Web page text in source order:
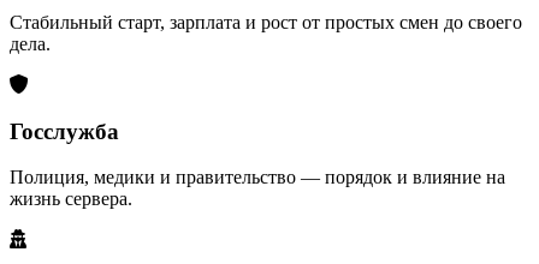
Стабильный старт, зарплата и рост от простых смен до своего
дела.
Госслужба
Полиция, медики и правительство — порядок и влияние на
жизнь сервера.